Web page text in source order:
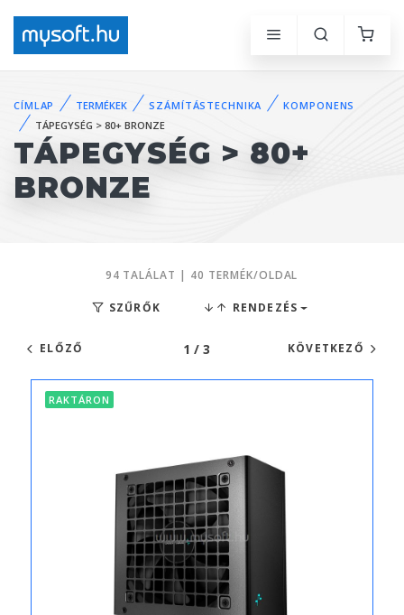
CÍMLAP TERMÉKEK SZÁMÍTÁSTECHNIKA
KOMPONENS
TÁPEGYSÉG > 80+ BRONZE
TÁPEGYSÉG > 80+
BRONZE
94 TALÁLAT | 40 TERMÉK/OLDAL
SZŰRŐK RENDEZÉS
ELŐZŐ 1 / 3 KÖVETKEZŐ
RAKTÁRON